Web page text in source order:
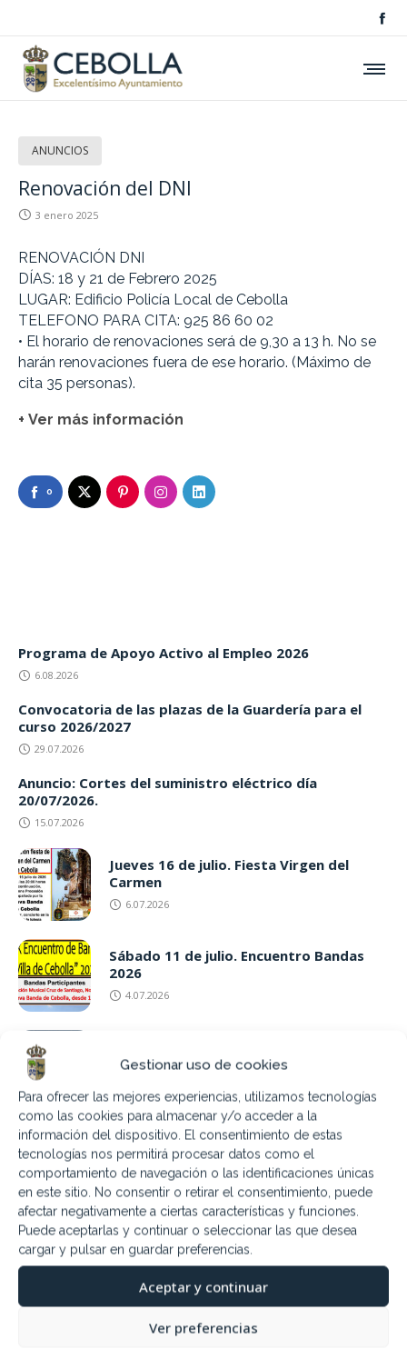
Gestionar uso de cookies
Para ofrecer las mejores experiencias, utilizamos tecnologías
como las cookies para almacenar y/o acceder a la
información del dispositivo. El consentimiento de estas
tecnologías nos permitirá procesar datos como el
comportamiento de navegación o las identificaciones únicas
en este sitio. No consentir o retirar el consentimiento, puede
afectar negativamente a ciertas características y funciones.
Puede aceptarlas y continuar o seleccionar las que desea
cargar y pulsar en guardar preferencias.
Aceptar y continuar
Ver preferencias
ANUNCIOS
Renovación del DNI
3 enero 2025
RENOVACIÓN DNI
DÍAS: 18 y 21 de Febrero 2025
LUGAR: Edificio Policía Local de Cebolla
TELEFONO PARA CITA: 925 86 60 02
• El horario de renovaciones será de 9,30 a 13 h. No se
harán renovaciones fuera de ese horario. (Máximo de
cita 35 personas).
+ Ver más información
0
Programa de Apoyo Activo al Empleo 2026
6.08.2026
Convocatoria de las plazas de la Guardería para el
curso 2026/2027
29.07.2026
Anuncio: Cortes del suministro eléctrico día
20/07/2026.
15.07.2026
Jueves 16 de julio. Fiesta Virgen del
Carmen
6.07.2026
Sábado 11 de julio. Encuentro Bandas
2026
4.07.2026
9,16,23 y 30 Julio Piscina nocturna
Sábado 18 de julio «Campechano: Humor
Emérito»
3.07.2026